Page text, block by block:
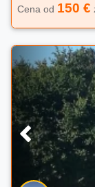
Cena od 150 €